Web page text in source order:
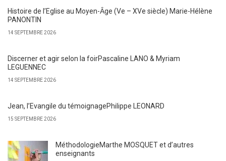
Histoire de l’Eglise au Moyen-Ȃge (Ve – XVe siècle) Marie-Hélène
PANONTIN
14 SEPTEMBRE 2026
Discerner et agir selon la foirPascaline LANO & Myriam
LEGUENNEC
14 SEPTEMBRE 2026
Jean, l’Evangile du témoignagePhilippe LEONARD
15 SEPTEMBRE 2026
MéthodologieMarthe MOSQUET et d’autres
enseignants